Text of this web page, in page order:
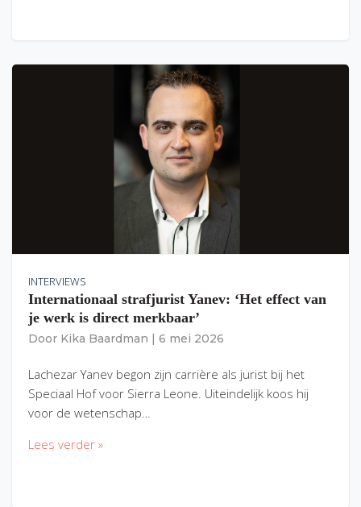
INTERVIEWS
Internationaal strafjurist Yanev: ‘Het effect van
je werk is direct merkbaar’
Door Kika Baardman 6 mei 2026
Lachezar Yanev begon zijn carrière als jurist bij het
Speciaal Hof voor Sierra Leone. Uiteindelijk koos hij
voor de wetenschap…
Lees verder »